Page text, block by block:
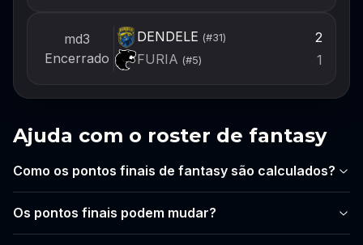
md3
Encerrado
DENDELE (#31)
2
FURIA (#5) 1
Ajuda com o roster de fantasy
Como os pontos finais de fantasy são calculados?
Os pontos finais podem mudar?